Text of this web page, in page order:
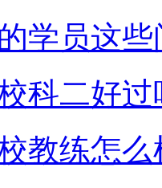
学员这
科二好过
教练怎么